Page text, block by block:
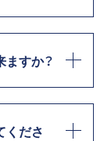
すか？
くださ